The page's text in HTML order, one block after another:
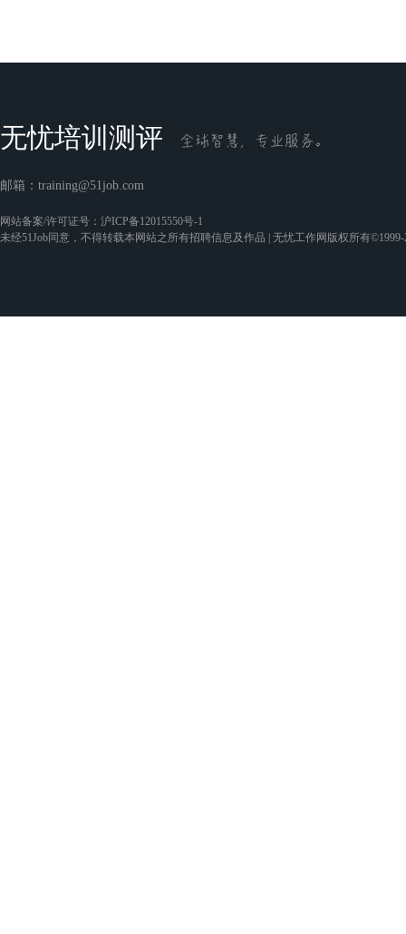
无忧培训测评
邮箱： training@51job.com
网站备案/许可证号： 沪ICP备12015550号-1
未经51Job同意，不得转载本网站之所有招聘信息及作品 | 无忧工作网版权所有©1999-